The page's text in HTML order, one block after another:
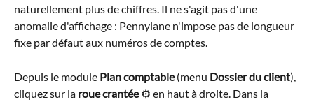
naturellement plus de chiffres. Il ne s'agit pas d'une
anomalie d'affichage : Pennylane n'impose pas de longueur
fixe par défaut aux numéros de comptes.
Depuis le module Plan comptable (menu Dossier du client),
cliquez sur la roue crantée ⚙️ en haut à droite. Dans la